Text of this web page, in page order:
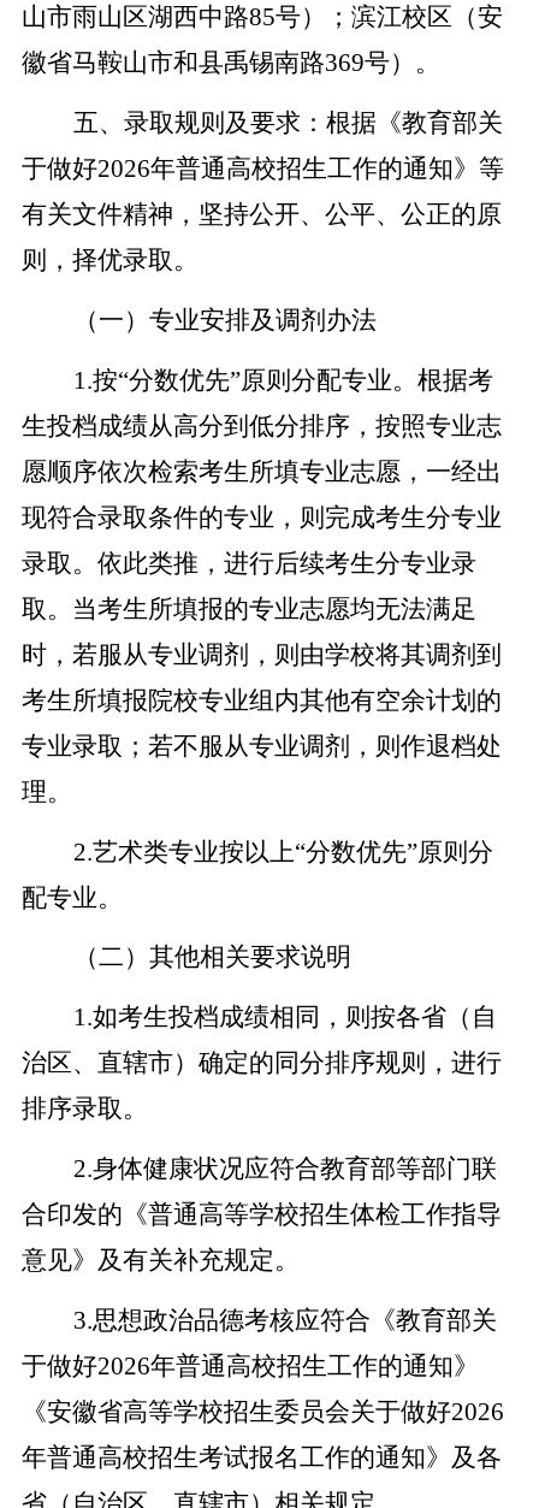
山市雨山区湖西中路85号）；滨江校区（安
徽省马鞍山市和县禹锡南路369号）。
五、录取规则及要求： 根据《教育部关
于做好2026年普通高校招生工作的通知》等
有关文件精神 ，坚持公开、公平、公正的原
则，择优录取。
（一）专业安排及调剂办法
1 .按“分数优先”原则分配专业。根据考
生投档成绩从高分到低分排序，按照专业志
愿顺序依次检索考生所填专业志愿，一经出
现符合录取条件的专业，则完成考生分专业
录取。依此类推，进行后续考生分专业录
取。当考生所填报的专业志愿均无法满足
时，若服从专业调剂，则由学校将其调剂到
考生所填报院校专业组内其他有空余计划的
专业录取；若不服从专业调剂，则作退档处
理。
2.艺术类专业按以上“分数优先”原则分
配专业。
（二）其他相关要求说明
1.如考生投档成绩相同，则按各省（自
治区、直辖市）确定的同分排序规则，进行
排序录取。
2.身体健康状况应符合教育部等部门联
合印发的《普通高等学校招生体检工作指导
意见》及有关补充规定。
3.思想政治品德考核应符合《教育部关
于做好2026年普通高校招生工作的通知》
《安徽省高等学校招生委员会关于做好2026
年普通高校招生考试报名工作的通知》及各